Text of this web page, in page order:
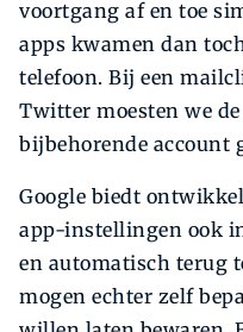
voortgang af en toe
apps kwamen dan
telefoon. Bij een
Twitter moesten we
bijbehorende account
Google biedt
app-instellingen ook
en automatisch terug
mogen echter zelf